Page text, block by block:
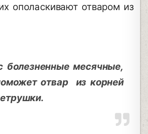
ополаскивают отваром из
болезненные месячные,
отвар из корней